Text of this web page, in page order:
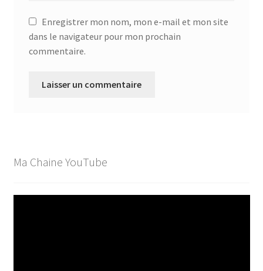
Enregistrer mon nom, mon e-mail et mon site
dans le navigateur pour mon prochain
commentaire.
Ma Chaine YouTube